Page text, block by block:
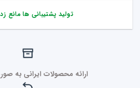
تولید پشتیبانی ها مانع
ارائه محصولات ایرانی به